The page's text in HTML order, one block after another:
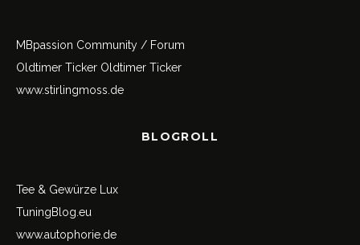
MBpassion Community / Forum
Oldtimer Ticker Oldtimer Ticker
www.stirlingmoss.de
BLOGROLL
Tee & Gewürze Lux
TuningBlog.eu
www.autophorie.de